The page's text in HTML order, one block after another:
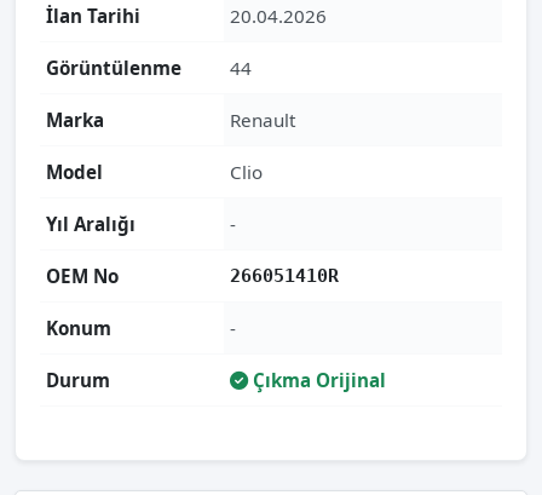
İlan Tarihi 20.04.2026
Görüntülenme 44
Marka Renault
Model Clio
Yıl Aralığı -
OEM No 266051410R
Konum -
Durum Çıkma Orijinal